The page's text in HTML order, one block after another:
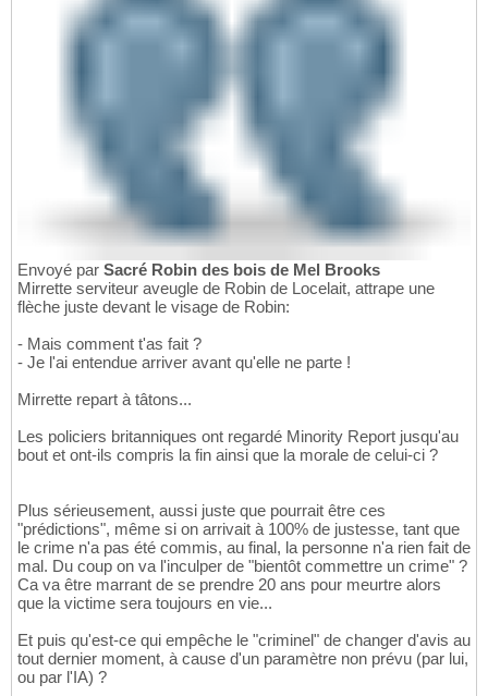
Envoyé par Sacré Robin des bois de Mel Brooks
Mirrette serviteur aveugle de Robin de Locelait, attrape une
flèche juste devant le visage de Robin:
- Mais comment t'as fait ?
- Je l'ai entendue arriver avant qu'elle ne parte !
Mirrette repart à tâtons...
Les policiers britanniques ont regardé Minority Report jusqu'au
bout et ont-ils compris la fin ainsi que la morale de celui-ci ?
Plus sérieusement, aussi juste que pourrait être ces
"prédictions", même si on arrivait à 100% de justesse, tant que
le crime n'a pas été commis, au final, la personne n'a rien fait de
mal. Du coup on va l'inculper de "bientôt commettre un crime" ?
Ca va être marrant de se prendre 20 ans pour meurtre alors
que la victime sera toujours en vie...
Et puis qu'est-ce qui empêche le "criminel" de changer d'avis au
tout dernier moment, à cause d'un paramètre non prévu (par lui,
ou par l'IA) ?